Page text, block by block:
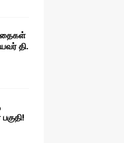
தி.